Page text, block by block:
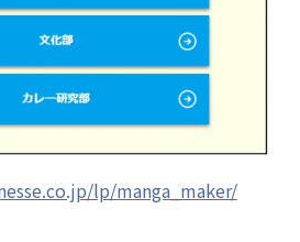
lp/manga_maker/